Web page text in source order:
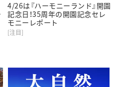
4/26は『ハーモニーランド』開園
記念日！35周年の開園記念セレ
モニーレポート
[注目]